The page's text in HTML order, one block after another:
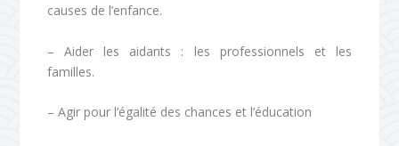
causes de l’enfance.
– Aider les aidants : les professionnels et les
familles.
– Agir pour l’égalité des chances et l’éducation